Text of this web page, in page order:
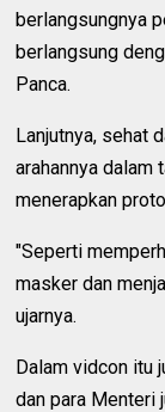
berlangsungnya
berlangsung
Panca.
Lanjutnya, sehat
arahannya dalam
menerapkan
"Seperti
masker dan
ujarnya.
Dalam vidcon itu
dan para Menteri